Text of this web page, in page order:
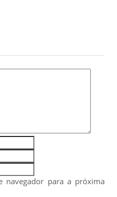
navegador para a próxima